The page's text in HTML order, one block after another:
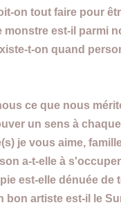
on tout faire pour
monstre est-il parmi
t-on quand
ce que nous
un sens à
je vous aime,
a-t-elle à
est-elle dénuée de
bon artiste est-il le